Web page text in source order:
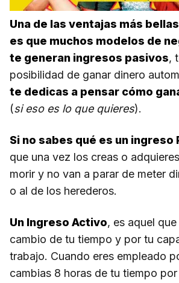
Una de las ventajas más
es que muchos modelos de
te generan ingresos pasivos,
posibilidad de ganar dinero
te dedicas a pensar cómo
(si eso es lo que quieres).
Si no sabes qué es un ingreso
que una vez los creas o
morir y no van a parar de meter
o al de los herederos.
Un Ingreso Activo, es aquel
cambio de tu tiempo y por tu
trabajo. Cuando eres empleado
cambias 8 horas de tu tiempo por